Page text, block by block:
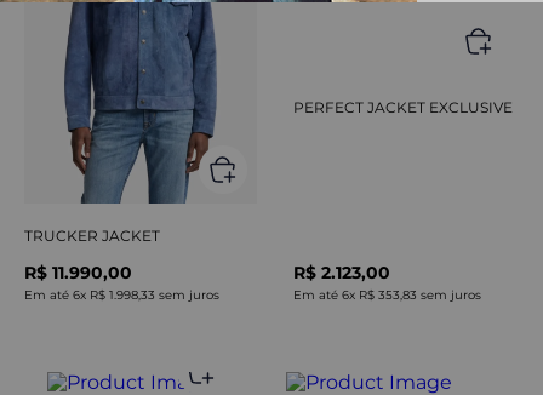
TRUCKER JACKET
R$ 11.990,00
Em até 6x R$ 1.998,33 sem juros
PERFECT JACKET EXCLUSIVE
R$ 2.123,00
Em até 6x R$ 353,83 sem juros